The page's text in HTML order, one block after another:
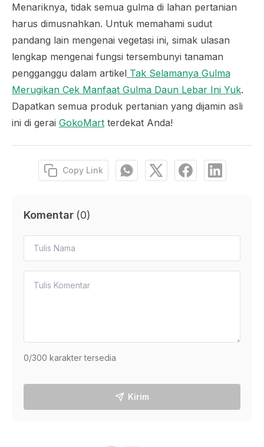
Menariknya, tidak semua gulma di lahan pertanian
harus dimusnahkan. Untuk memahami sudut
pandang lain mengenai vegetasi ini, simak ulasan
lengkap mengenai fungsi tersembunyi tanaman
pengganggu dalam artikel Tak Selamanya Gulma
Merugikan Cek Manfaat Gulma Daun Lebar Ini Yuk.
Dapatkan semua produk pertanian yang dijamin asli
ini di gerai GokoMart terdekat Anda!
Copy Link
Komentar (0)
0/300 karakter tersedia
Kirim